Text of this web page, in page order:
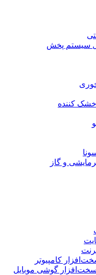
سیستم پخش
کننده
و گاز
کامپیوتر
سخت‌افزار گوشی موبایل